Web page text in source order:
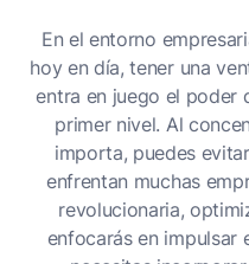
En el entorno
hoy en día, tener una
entra en juego el poder
primer nivel. Al
importa, puedes
enfrentan muchas
revolucionaria,
enfocarás en impulsar